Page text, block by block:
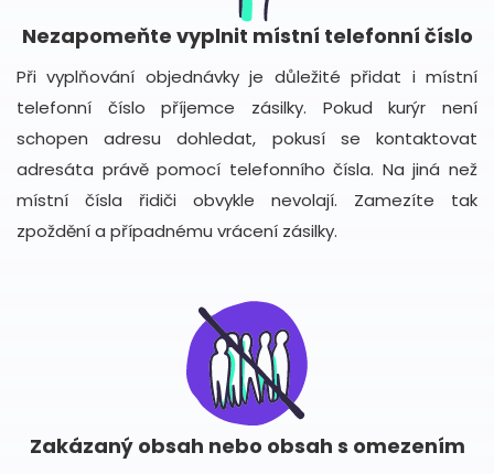
Nezapomeňte vyplnit místní telefonní číslo
Při vyplňování objednávky je důležité přidat i místní
telefonní číslo příjemce zásilky. Pokud kurýr není
schopen adresu dohledat, pokusí se kontaktovat
adresáta právě pomocí telefonního čísla. Na jiná než
místní čísla řidiči obvykle nevolají. Zamezíte tak
zpoždění a případnému vrácení zásilky.
Zakázaný obsah nebo obsah s omezením